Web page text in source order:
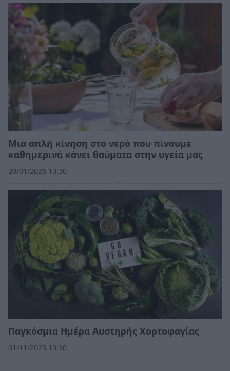
Μια απλή κίνηση στο νερό που πίνουμε
καθημερινά κάνει θαύματα στην υγεία μας
30/01/2026 13:30
Παγκόσμια Ημέρα Αυστηρής Χορτοφαγίας
01/11/2025 10:30